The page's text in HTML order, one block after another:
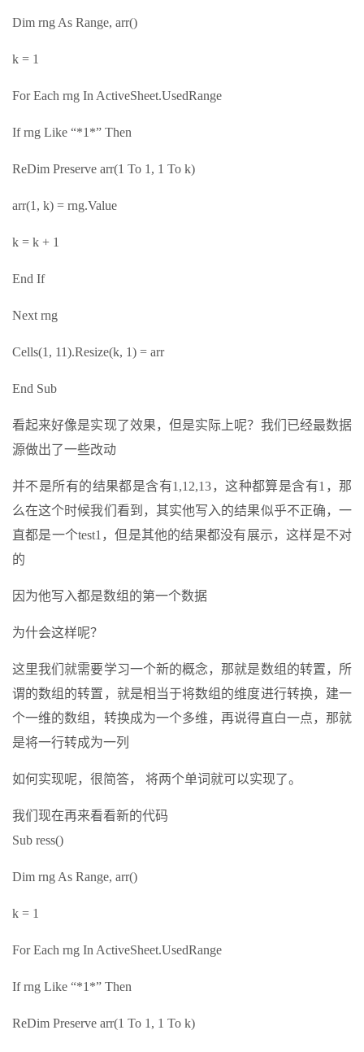
Dim rng As Range, arr()
k = 1
For Each rng In ActiveSheet.UsedRange
If rng Like “*1*” Then
ReDim Preserve arr(1 To 1, 1 To k)
arr(1, k) = rng.Value
k = k + 1
End If
Next rng
Cells(1, 11).Resize(k, 1) = arr
End Sub
看起来好像是实现了效果，但是实际上呢？我们已经最数据
源做出了一些改动
并不是所有的结果都是含有1,12,13，这种都算是含有1，那
么在这个时候我们看到，其实他写入的结果似乎不正确，一
直都是一个test1，但是其他的结果都没有展示，这样是不对
的
因为他写入都是数组的第一个数据
为什会这样呢？
这里我们就需要学习一个新的概念，那就是数组的转置，所
谓的数组的转置，就是相当于将数组的维度进行转换，建一
个一维的数组，转换成为一个多维，再说得直白一点，那就
是将一行转成为一列
如何实现呢，很简答， 将两个单词就可以实现了。
我们现在再来看看新的代码
Sub ress()
Dim rng As Range, arr()
k = 1
For Each rng In ActiveSheet.UsedRange
If rng Like “*1*” Then
ReDim Preserve arr(1 To 1, 1 To k)